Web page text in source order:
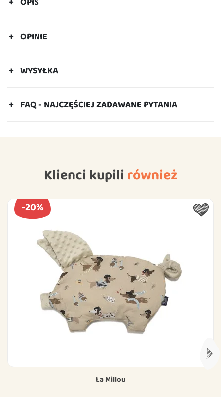
OPINIE
WYSYŁKA
FAQ - NAJCZĘŚCIEJ ZADAWANE PYTANIA
Klienci kupili również
La Millou
-20%